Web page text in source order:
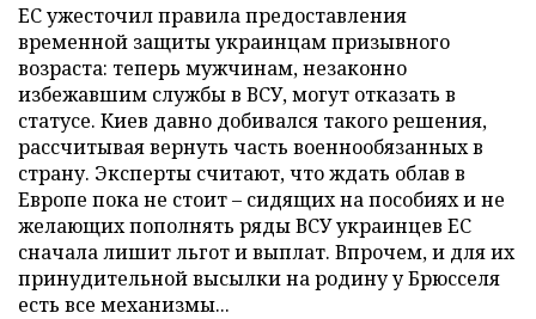
ЕС ужесточил правила предоставления
временной защиты украинцам призывного
возраста: теперь мужчинам, незаконно
избежавшим службы в ВСУ, могут отказать в
статусе. Киев давно добивался такого решения,
рассчитывая вернуть часть военнообязанных в
страну. Эксперты считают, что ждать облав в
Европе пока не стоит – сидящих на пособиях и не
желающих пополнять ряды ВСУ украинцев ЕС
сначала лишит льгот и выплат. Впрочем, и для их
принудительной высылки на родину у Брюсселя
есть все механизмы...